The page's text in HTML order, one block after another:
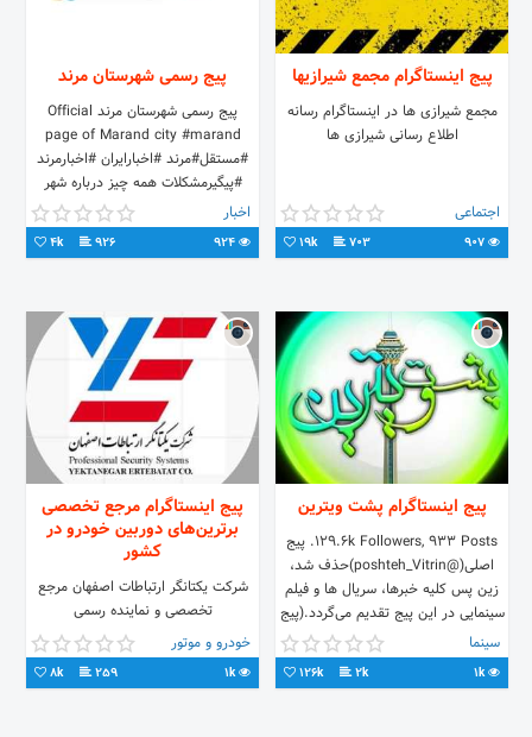
پیج اینستاگرام مجمع شیرازیها
مجمع شیرازی ها در اینستاگرام رسانه
اطلاع رسانی شیرازی ها
اجتماعی
703
19k
پیج رسمی شهرستان مرند
پیج رسمی شهرستان مرند Official
page of Marand city #marand
#مستقل#مرند #اخبارایران #اخبارمرند
#پیگیرمشکلات همه چیز درباره شهر
#تبلیغات
اخبار
926
4k
پیج اینستاگرام پشت ویترین
129.6k Followers, 933 Posts. پیج
اصلی(@poshteh_Vitrin)حذف شد،
زین پس کلیه خبرها، سریال ها و فیلم
سینمایی در این پیج تقدیم می‌گردد.(پیج
سریال نمایش خانگی و بروزترین فیلم
های سینمایی ایرانی)
سینما
1k
2k
126k
پیج اینستاگرام مرجع تخصصی
برترین‌های دوربین خودرو در
کشور
شركت يكتانگر ارتباطات اصفهان مرجع
تخصصی و نماینده رسمی
برترین‌های#دوربين_خودرو #dashcam
#BLACKVUE #IROAD#CARPA🇰🇷
تجهیزات حرفه‌ای مداربسته
خودرو و موتور
1k
259
8k